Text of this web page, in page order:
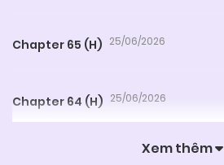
Chapter 65 (H) 25/06/2026
Chapter 64 (H) 25/06/2026
25/06/2026Xem thêm